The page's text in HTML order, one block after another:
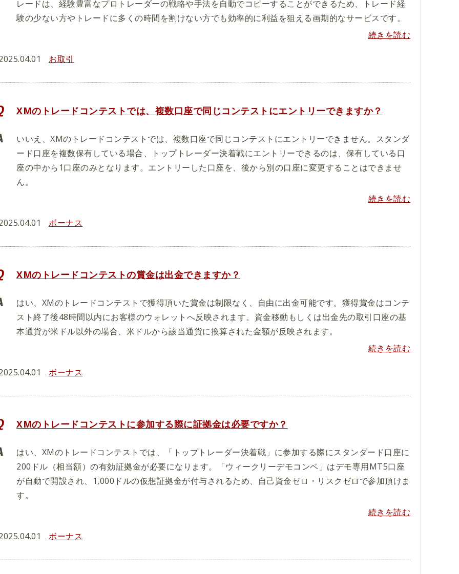
レードは、経験豊富なプロトレーダーの戦略や手法を自動でコピーすることができるため、トレード経
験の少ない方やトレードに多くの時間を割けない方でも効率的に利益を狙える画期的なサービスです。
続きを読む
お取引
XMのトレードコンテストでは、複数口座で同じコンテストにエントリーできますか？
いいえ、XMのトレードコンテストでは、複数口座で同じコンテストにエントリーできません。スタンダ
ード口座を複数保有している場合、トップトレーダー決着戦にエントリーできるのは、保有している口
座の中から1口座のみとなります。エントリーした口座を、後から別の口座に変更することはできませ
ん。
続きを読む
ボーナス
XMのトレードコンテストの賞金は出金できますか？
はい、XMのトレードコンテストで獲得頂いた賞金は制限なく、自由に出金可能です。獲得賞金はコンテ
スト終了後48時間以内にお客様のウォレットへ反映されます。資金移動もしくは出金先の取引口座の基
本通貨が米ドル以外の場合、米ドルから該当通貨に換算された金額が反映されます。
続きを読む
ボーナス
XMのトレードコンテストに参加する際に証拠金は必要ですか？
はい、XMのトレードコンテストでは、「トップトレーダー決着戦」に参加する際にスタンダード口座に
200ドル（相当額）の有効証拠金が必要になります。「ウィークリーデモコンペ」はデモ専用MT5口座
が自動で開設され、1,000ドルの仮想証拠金が付与されるため、自己資金ゼロ・リスクゼロで参加頂けま
す。
続きを読む
ボーナス